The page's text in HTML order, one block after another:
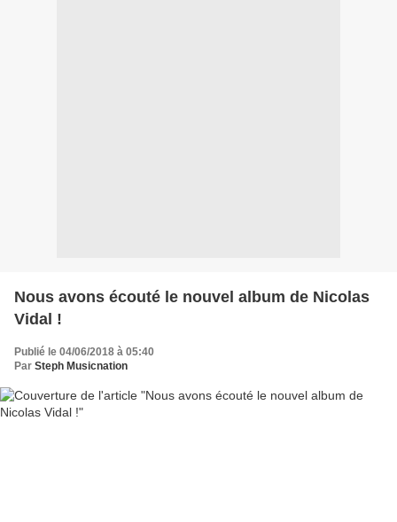
Nous avons écouté le nouvel album de Nicolas
Vidal !
Publié le 04/06/2018 à 05:40
Par Steph Musicnation